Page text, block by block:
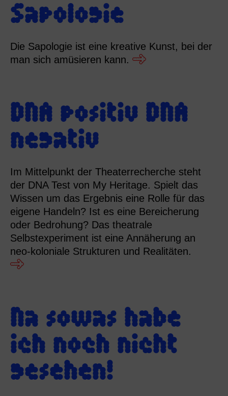
Sapologie
Die Sapologie ist eine kreative Kunst, bei der
man sich amüsieren kann.
DNA positiv DNA
negativ
Im Mittelpunkt der Theaterrecherche steht
der DNA Test von My Heritage. Spielt das
Wissen um das Ergebnis eine Rolle für das
eigene Handeln? Ist es eine Bereicherung
oder Bedrohung? Das theatrale
Selbstexperiment ist eine Annäherung an
neo-koloniale Strukturen und Realitäten.
Na sowas habe
ich noch nicht
gesehen!